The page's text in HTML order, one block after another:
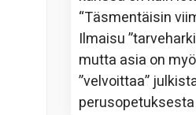
“Täsmentäisin
Ilmaisu
mutta asia on
”velvoittaa”